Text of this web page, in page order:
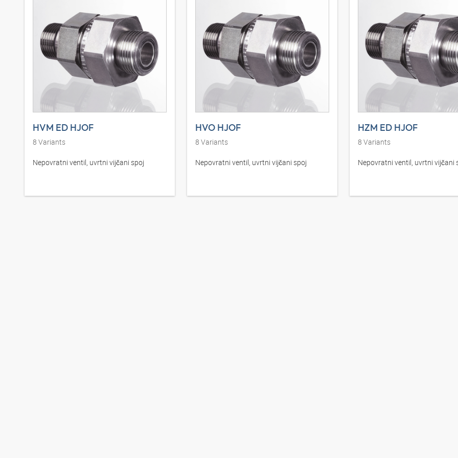
HVM ED HJOF
8 Variants
Nepovratni ventil, uvrtni vijčani spoj
HVO HJOF
8 Variants
Nepovratni ventil, uvrtni vijčani spoj
HZM ED HJOF
8 Variants
Nepovratni ventil, uvrtni vijčani